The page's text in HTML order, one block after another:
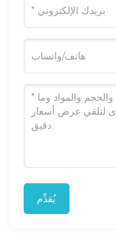
يُقدِّم